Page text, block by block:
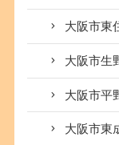
大阪市東
大阪市生
大阪市平
大阪市東